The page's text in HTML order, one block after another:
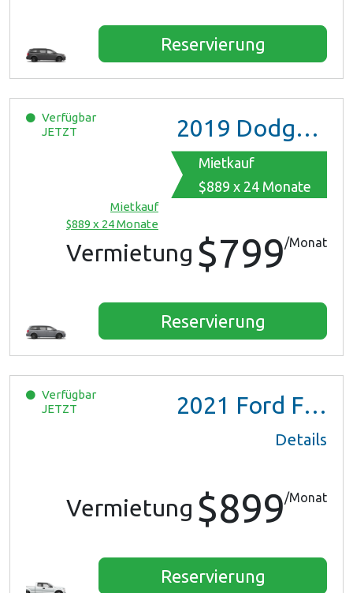
Reservierung
Verfügbar
JETZT
2019 Dodge Grand Caravan
Mietkauf
$889 x 24 Monate
Mietkauf
$889 x 24 Monate
Vermietung $799/Monat
Reservierung
Verfügbar
JETZT
2021 Ford F150 XL Ext Cab
Details
Vermietung $899/Monat
Reservierung